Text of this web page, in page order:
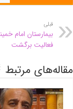
قبلی
بیمارستان امام
فعالیت برگشت
مقاله‌های مرتبط